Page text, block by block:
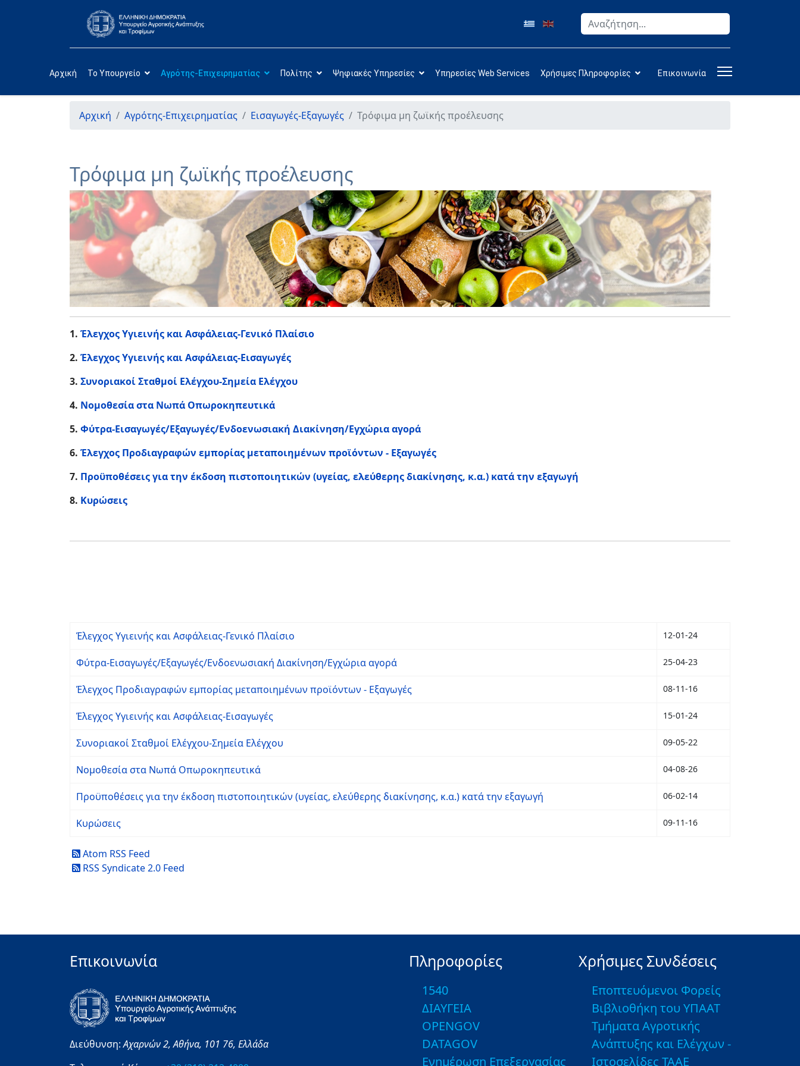
Αναζήτηση
Αρχική Το Υπουργείο Αγρότης-Επιχειρηματίας Πολίτης Ψηφιακές Υπηρεσίες Υπηρεσίες Web Services Χρήσιμες Πληροφορίες Επικοινωνία
Αρχική Αγρότης-Επιχειρηματίας Εισαγωγές-Εξαγωγές Τρόφιμα μη ζωϊκής προέλευσης
Τρόφιμα μη ζωϊκής προέλευσης
1. Έλεγχος Υγιεινής και Ασφάλειας-Γενικό Πλαίσιο
2. Έλεγχος Υγιεινής και Ασφάλειας-Εισαγωγές
3. Συνοριακοί Σταθμοί Ελέγχου-Σημεία Ελέγχου
4. Νομοθεσία στα Νωπά Οπωροκηπευτικά
5. Φύτρα-Εισαγωγές/Εξαγωγές/Ενδοενωσιακή Διακίνηση/Εγχώρια αγορά
6. Έλεγχος Προδιαγραφών εμπορίας μεταποιημένων προϊόντων - Εξαγωγές
7. Προϋποθέσεις για την έκδοση πιστοποιητικών (υγείας, ελεύθερης διακίνησης, κ.α.) κατά την εξαγωγή
8. Κυρώσεις
Έλεγχος Υγιεινής και Ασφάλειας-Γενικό Πλαίσιο 12-01-24
Φύτρα-Εισαγωγές/Εξαγωγές/Ενδοενωσιακή Διακίνηση/Εγχώρια αγορά 25-04-23
Έλεγχος Προδιαγραφών εμπορίας μεταποιημένων προϊόντων - Εξαγωγές 08-11-16
Έλεγχος Υγιεινής και Ασφάλειας-Εισαγωγές 15-01-24
Συνοριακοί Σταθμοί Ελέγχου-Σημεία Ελέγχου 09-05-22
Νομοθεσία στα Νωπά Οπωροκηπευτικά 04-08-26
Προϋποθέσεις για την έκδοση πιστοποιητικών (υγείας, ελεύθερης διακίνησης, κ.α.) κατά την εξαγωγή 06-02-14
Κυρώσεις 09-11-16
Atom RSS Feed
RSS Syndicate 2.0 Feed
Επικοινωνία
Διεύθυνση:Αχαρνών 2,Αθήνα, 101 76, Ελλάδα
Πληροφορίες
1540
ΔΙΑΥΓΕΙΑ
OPENGOV
DATAGOV
Ενημέρωση Επεξεργασίας
Χρήσιμες Συνδέσεις
Εποπτευόμενοι Φορείς
Βιβλιοθήκη του ΥΠΑΑΤ
Τμήματα Αγροτικής
Ανάπτυξης και Ελέγχων -
Ιστοσελίδες ΤΑΑΕ